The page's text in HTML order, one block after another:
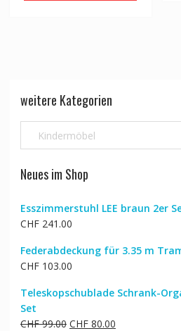
weitere Kategorien
Kindermöbel
Neues im Shop
Esszimmerstuhl LEE braun 2er
CHF241.00
Federabdeckung für 3.35 m
CHF103.00
Teleskopschublade Schrank-
Set
CHF99.00 Ursprünglicher
CHF80.00Aktueller